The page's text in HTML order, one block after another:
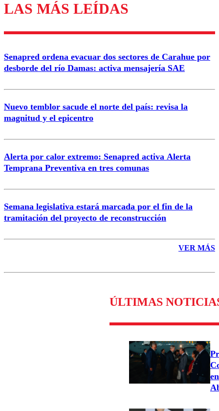
Los comentarios son moderados para garantizar un
diálogo respetuoso.
Nombre
Correo
LAS MÁS LEÍDAS
Senapred ordena evacuar dos sectores de Carahue por
desborde del río Damas: activa mensajería SAE
Nuevo temblor sacude el norte del país: revisa la
magnitud y el epicentro
Alerta por calor extremo: Senapred activa Alerta
Temprana Preventiva en tres comunas
Semana legislativa estará marcada por el fin de la
tramitación del proyecto de reconstrucción
VER MÁS
ÚLTIMAS